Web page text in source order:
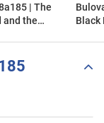
| The
and the
Bulova Curv
Black